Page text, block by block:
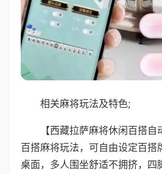
相关麻将玩法及特色;
【西藏拉萨麻将休闲百搭
百搭麻将玩法，可自由设定百搭
桌面，多人围坐舒适不拥挤，四